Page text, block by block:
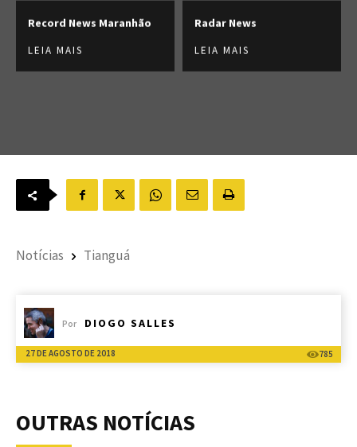
Record News Maranhão
LEIA MAIS
Radar News
LEIA MAIS
Notícias Tianguá
Por DIOGO SALLES
27 DE AGOSTO DE 2018 785
OUTRAS NOTÍCIAS